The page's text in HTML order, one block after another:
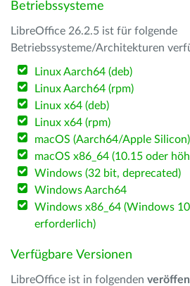
Betriebssysteme
LibreOffice 26.2.5 ist für folgende
Betriebssysteme/Architekturen
Linux Aarch64 (deb)
Linux Aarch64 (rpm)
Linux x64 (deb)
Linux x64 (rpm)
macOS (Aarch64/Apple Silicon)
macOS x86_64 (10.15 oder
Windows (32 bit, deprecated)
Windows Aarch64
Windows x86_64 (Windows
erforderlich)
Verfügbare Versionen
LibreOffice ist in folgenden